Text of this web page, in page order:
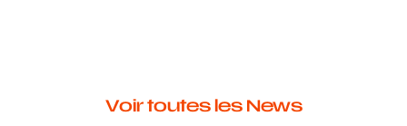
Voir toutes les News